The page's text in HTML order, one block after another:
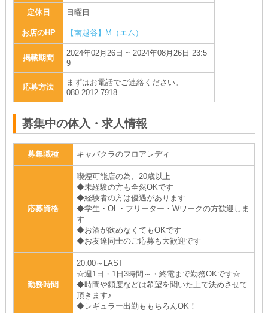
定休日 日曜日
お店のHP 【南越谷】M（エム）
掲載期間
2024年02月26日 ~ 2024年08月26日 23:5
9
応募方法
まずはお電話でご連絡ください。
080-2012-7918
募集中の体入・求人情報
募集職種 キャバクラのフロアレディ
応募資格
喫煙可能店の為、20歳以上
◆未経験の方も全然OKです
◆経験者の方は優遇があります
◆学生・OL・フリーター・Wワークの方歓迎しま
す
◆お酒が飲めなくてもOKです
◆お友達同士のご応募も大歓迎です
勤務時間
20:00～LAST
☆週1日・1日3時間～・終電まで勤務OKです☆
◆時間や頻度などは希望を聞いた上で決めさせて
頂きます♪
◆レギュラー出勤ももちろんOK！